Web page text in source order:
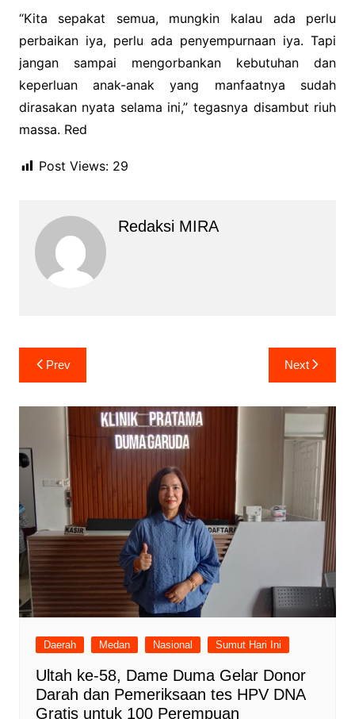
“Kita sepakat semua, mungkin kalau ada perlu
perbaikan iya, perlu ada penyempurnaan iya. Tapi
jangan sampai mengorbankan kebutuhan dan
keperluan anak-anak yang manfaatnya sudah
dirasakan nyata selama ini,” tegasnya disambut riuh
massa. Red
Post Views: 29
Redaksi MIRA
Navigasi
pos
Prev Next
Daerah Medan Nasional Sumut Hari Ini
Ultah ke-58, Dame Duma Gelar Donor
Darah dan Pemeriksaan tes HPV DNA
Gratis untuk 100 Perempuan